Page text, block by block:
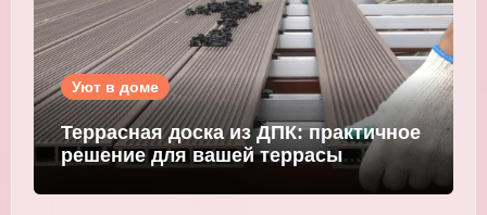
Уют в доме
Террасная доска из ДПК: практичное
решение для вашей террасы